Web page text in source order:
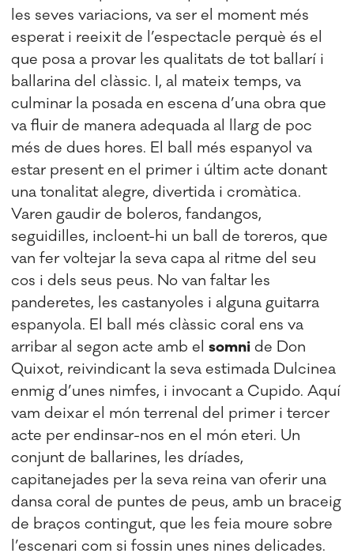
les seves variacions, va ser el moment més
esperat i reeixit de l’espectacle perquè és el
que posa a provar les qualitats de tot ballarí i
ballarina del clàssic. I, al mateix temps, va
culminar la posada en escena d’una obra que
va fluir de manera adequada al llarg de poc
més de dues hores. El ball més espanyol va
estar present en el primer i últim acte donant
una tonalitat alegre, divertida i cromàtica.
Varen gaudir de boleros, fandangos,
seguidilles, incloent-hi un ball de toreros, que
van fer voltejar la seva capa al ritme del seu
cos i dels seus peus. No van faltar les
panderetes, les castanyoles i alguna guitarra
espanyola. El ball més clàssic coral ens va
arribar al segon acte amb elsomni de Don
Quixot, reivindicant la seva estimada Dulcinea
enmig d’unes nimfes, i invocant a Cupido. Aquí
vam deixar el món terrenal del primer i tercer
acte per endinsar-nos en el món eteri. Un
conjunt de ballarines, les dríades,
capitanejades per la seva reina van oferir una
dansa coral de puntes de peus, amb un braceig
de braços contingut, que les feia moure sobre
l’escenari com si fossin unes nines delicades.